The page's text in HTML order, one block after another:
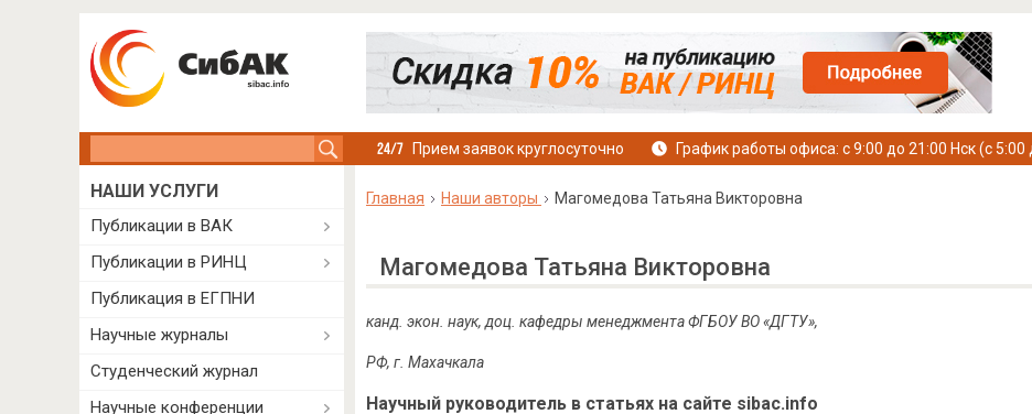
Прием заявок круглосуточно График работы офиса: с 9:00 до 21:00 Нск (с
Главная Наши авторы Магомедова Татьяна Викторовна
Магомедова Татьяна Викторовна
канд. экон. наук, доц. кафедры менеджмента ФГБОУ ВО «ДГТУ»,
РФ, г. Махачкала
Научный руководитель в статьях на сайте sibac.info
НАШИ УСЛУГИ
Публикации в ВАК
Публикации в РИНЦ
Публикация в ЕГПНИ
Научные журналы
Студенческий журнал
Научные конференции